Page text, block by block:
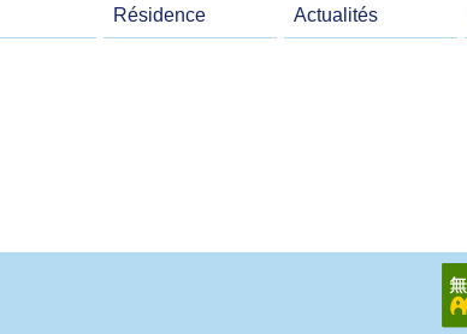
Résidence Actualités